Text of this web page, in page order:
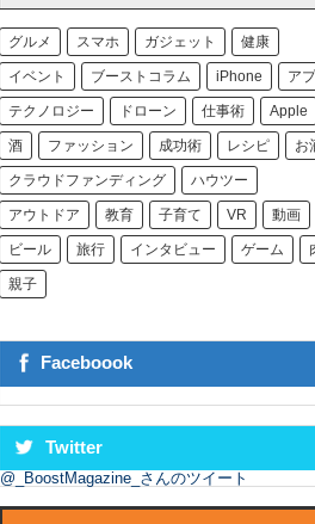
グルメ スマホ ガジェット 健康
イベント ブーストコラム iPhone ア
テクノロジー ドローン 仕事術 Apple
酒 ファッション 成功術 レシピ お
クラウドファンディング ハウツー
アウトドア 教育 子育て VR 動画
ビール 旅行 インタビュー ゲーム
親子
Faceboook
Twitter
@_BoostMagazine_さんのツイート